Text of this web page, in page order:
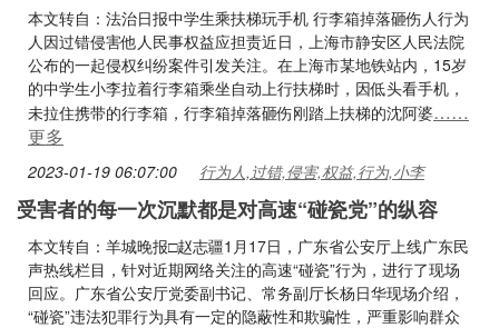
本文转自：法治日报中学生乘扶梯玩手机 行李箱掉落砸伤人行为
人因过错侵害他人民事权益应担责近日，上海市静安区人民法院
公布的一起侵权纠纷案件引发关注。在上海市某地铁站内，15岁
的中学生小李拉着行李箱乘坐自动上行扶梯时，因低头看手机，
未拉住携带的行李箱，行李箱掉落砸伤刚踏上扶梯的沈阿婆……
更多
2023-01-19 06:07:00 行为人,过错,侵害,权益,行为,小李
受害者的每一次沉默都是对高速“碰瓷党”的纵容
本文转自：羊城晚报□赵志疆1月17日，广东省公安厅上线广东民
声热线栏目，针对近期网络关注的高速“碰瓷”行为，进行了现场
回应。广东省公安厅党委副书记、常务副厅长杨日华现场介绍，
“碰瓷”违法犯罪行为具有一定的隐蔽性和欺骗性，严重影响群众